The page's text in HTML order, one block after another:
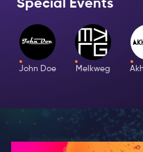
🎟️ Wählen Sie Ihr 1-, 2-
und ergänzen Sie Ihre
Dress Code: Party Chic
Age: 18+
Guestlist Information: You
guestlist for this Special
alongside your
Special Events
John Doe Melkweg